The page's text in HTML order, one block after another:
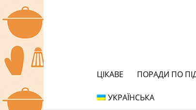
ЦІКАВЕ ПОРАДИ ПО
УКРАЇНСЬКА